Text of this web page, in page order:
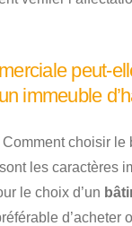
peut-
immeuble
choisir le
les caractères
le choix d’un
d’acheter